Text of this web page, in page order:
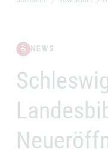
NEWS
–